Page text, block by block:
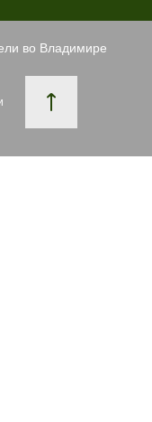
во Владимире